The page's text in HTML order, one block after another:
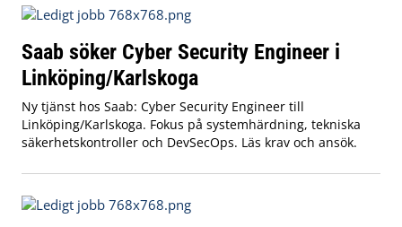
Saab söker Cyber Security Engineer i
Linköping/Karlskoga
Ny tjänst hos Saab: Cyber Security Engineer till
Linköping/Karlskoga. Fokus på systemhärdning, tekniska
säkerhetskontroller och DevSecOps. Läs krav och ansök.